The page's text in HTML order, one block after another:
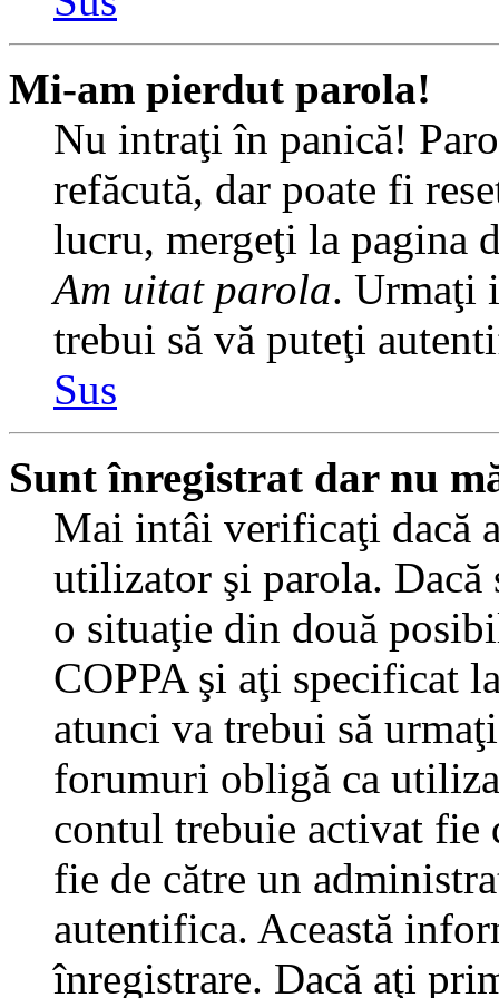
Mi-am pierdut parola!
Nu intraţi în panică!
refăcută, dar poate fi
lucru, mergeţi la pagina
Am uitat parola. Urmaţi
trebui să vă puteţi
Sus
Sunt înregistrat dar nu
Mai intâi verificaţi dacă
utilizator şi parola. Dacă
o situaţie din două
COPPA şi aţi specificat
atunci va trebui să
forumuri obligă ca
contul trebuie activat fie
fie de către un
autentifica. Această
înregistrare. Dacă aţi